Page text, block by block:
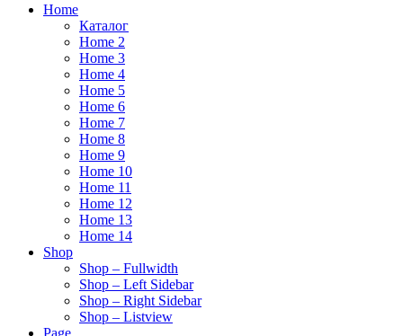
Home
Каталог
Home 2
Home 3
Home 4
Home 5
Home 6
Home 7
Home 8
Home 9
Home 10
Home 11
Home 12
Home 13
Home 14
Shop
Shop – Fullwidth
Shop – Left Sidebar
Shop – Right Sidebar
Shop – Listview
Page